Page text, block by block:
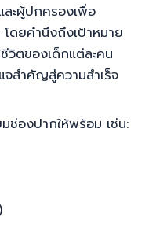
ะผู้ปกครองเพื่อ
ดยคำนึงถึงเป้าหมาย
วิตของเด็กแต่ละคน
สำคัญสู่ความสำเร็จ
ช่องปากให้พร้อม เช่น: